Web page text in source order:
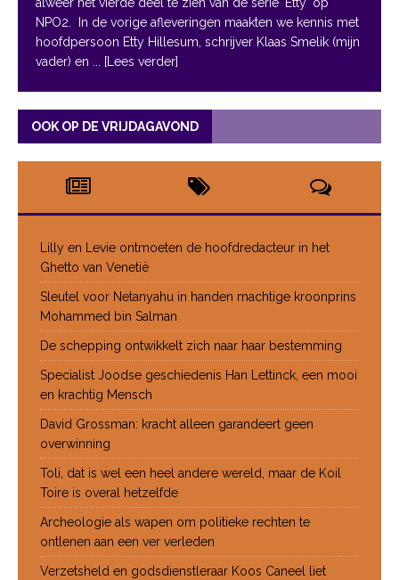
NPO2. In de vorige afleveringen maakten we kennis met
hoofdpersoon Etty Hillesum, schrijver Klaas Smelik (mijn
vader) en
... [Lees verder]
OOK OP DE VRIJDAGAVOND
Lilly en Levie ontmoeten de hoofdredacteur in het
Ghetto van Venetië
Sleutel voor Netanyahu in handen machtige kroonprins
Mohammed bin Salman
De schepping ontwikkelt zich naar haar bestemming
Specialist Joodse geschiedenis Han Lettinck, een mooi
en krachtig Mensch
David Grossman: kracht alleen garandeert geen
overwinning
Toli, dat is wel een heel andere wereld, maar de Koil
Toire is overal hetzelfde
Archeologie als wapen om politieke rechten te
ontlenen aan een ver verleden
Verzetsheld en godsdienstleraar Koos Caneel liet